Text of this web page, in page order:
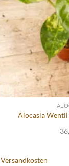
Alocasia Wentii
Versandkosten